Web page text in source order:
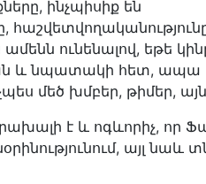
ինչպիսիք են
ունենալով, եթե
և նպատակի հետ, ապա
մեծ խմբեր, թիմեր,
է և ոգևորիչ, որ
այլ նաև